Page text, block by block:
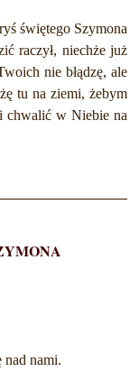
świętego Szymona
raczył, niechże już
nie błądzę, ale
tu na ziemi, żebym
chwalić w Niebie na
nami.